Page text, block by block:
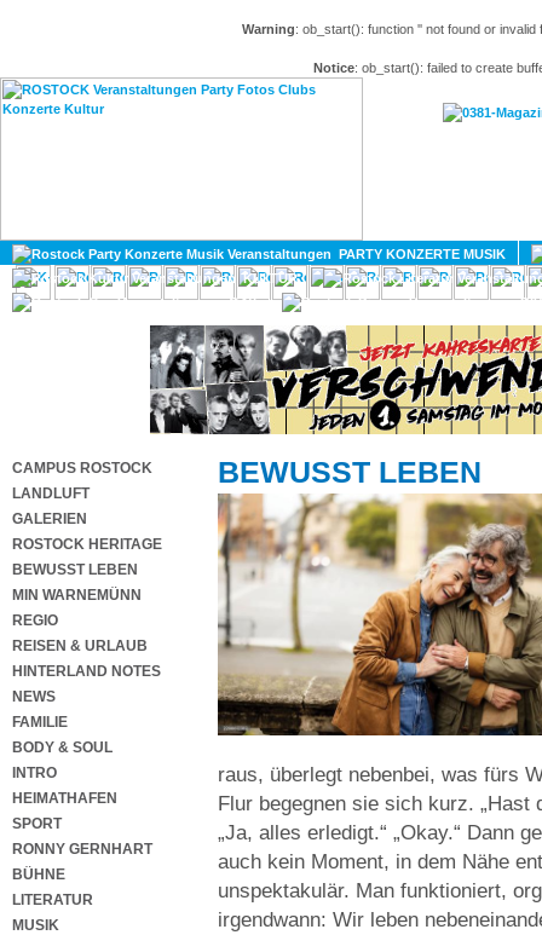
Warning: ob_start(): function '' not found or
Notice: ob_start(): failed to create
PARTY KONZERTE MUSIK
KULTUR
GAY
CAMPUS ROSTOCK
LANDLUFT
GALERIEN
ROSTOCK HERITAGE
BEWUSST LEBEN
MIN WARNEMÜNN
REGIO
REISEN & URLAUB
HINTERLAND NOTES
NEWS
FAMILIE
BODY & SOUL
INTRO
HEIMATHAFEN
SPORT
RONNY GERNHART
BÜHNE
LITERATUR
MUSIK
BEWUSST LEBEN
raus, überlegt nebenbei, was fürs
Flur begegnen sie sich kurz. „Hast
„Ja, alles erledigt.“ „Okay.“ Dann
auch kein Moment, in dem Nähe
unspektakulär. Man funktioniert,
irgendwann: Wir leben